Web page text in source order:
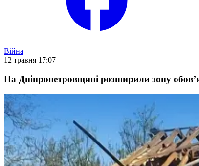
Війна
12 травня 17:07
На Дніпропетровщині розширили зону